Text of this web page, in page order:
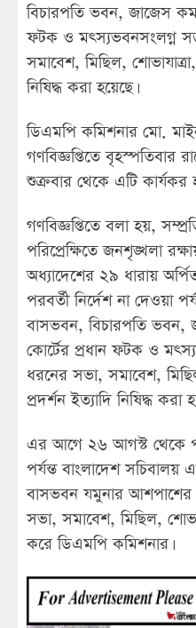
বিচারপতি ভবন, জাজেস
ফটক ও মৎস্যভবনসংলগ্ন
সমাবেশ, মিছিল,
নিষিদ্ধ করা হয়েছে।
ডিএমপি কমিশনার মো.
গণবিজ্ঞপ্তিতে
শুক্রবার থেকে এটি কার্যকর
গণবিজ্ঞপ্তিতে বলা হয়,
পরিপ্রেক্ষিতে জনশৃঙ্খলা
অধ্যাদেশের ২৯ ধারায়
পরবর্তী নির্দেশ না দেওয়া
বাসভবন, বিচারপতি ভবন,
কোর্টের প্রধান ফটক ও
ধরনের সভা, সমাবেশ,
প্রদর্শন ইত্যাদি নিষিদ্ধ করা
এর আগে ২৬ আগস্ট থেকে
পর্যন্ত বাংলাদেশ সচিবালয়
বাসভবন যমুনার আশপাশের
সভা, সমাবেশ, মিছিল,
করে ডিএমপি কমিশনার।